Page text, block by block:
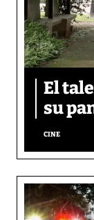
El
su
CINE